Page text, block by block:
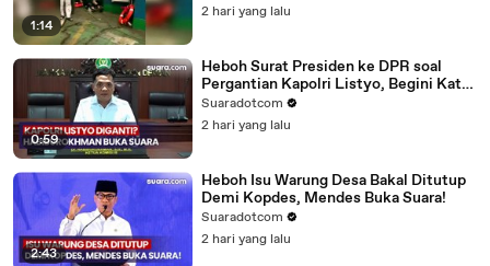
1:14
2 hari yang lalu
0:59
Heboh Surat Presiden ke DPR soal
Pergantian Kapolri Listyo, Begini Kata
Habiburokhman
Suaradotcom
2 hari yang lalu
2:43
Heboh Isu Warung Desa Bakal Ditutup
Demi Kopdes, Mendes Buka Suara!
Suaradotcom
2 hari yang lalu